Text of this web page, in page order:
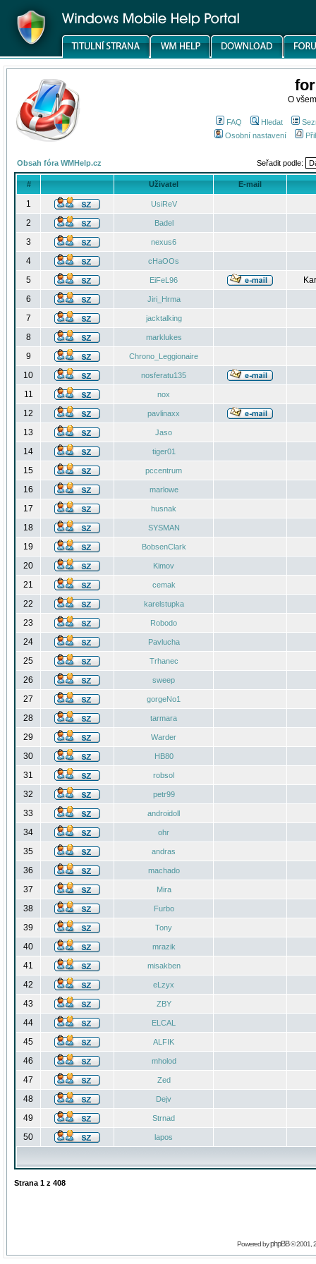
O
FAQ Hledat
Osobní nastavení
Obsah fóra WMHelp.cz Seřadit podle:
# Uživatel E-mail
1 UsiReV
2 Badel
3 nexus6
4 cHaOOs
5 EiFeL96
6
Jiri_Hrma
7 jacktalking
8 marklukes
9 Chrono_Leggionaire
10 nosferatu135
11 nox
12 pavlinaxx
13 Jaso
14 tiger01
15 pccentrum
16 marlowe
17 husnak
18 SYSMAN
19 BobsenClark
20 Kimov
21 cemak
22 karelstupka
23 Robodo
24 Pavlucha
25 Trhanec
26 sweep
27 gorgeNo1
28 tarmara
29 Warder
30 HB80
31 robsol
32 petr99
33 androidoll
34 ohr
35 andras
36 machado
37 Mira
38 Furbo
39 Tony
40 mrazik
41 misakben
42 eLzyx
43 ZBY
44 ELCAL
45 ALFIK
46 mholod
47 Zed
48 Dejv
49 Strnad
50 lapos
Strana 1 z 408
Powered byphpBB© 2001,